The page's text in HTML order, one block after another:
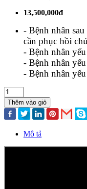
13,500,000đ
- Bệnh nhân
cần phục hồi
- Bệnh nhân
- Bệnh nhân
- Bệnh nhân
Thêm vào giỏ
Mô tả